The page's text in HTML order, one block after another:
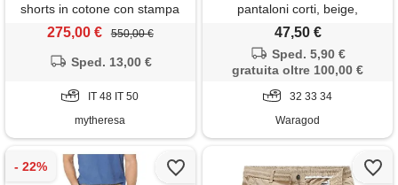
shorts in cotone con stampa
275,00 € 550,00 €
Sped. 13,00 €
IT 48 IT 50
mytheresa
pantaloni corti, beige,
47,50 €
Sped. 5,90 €
gratuita oltre 100,00 €
32 33 34
Waragod